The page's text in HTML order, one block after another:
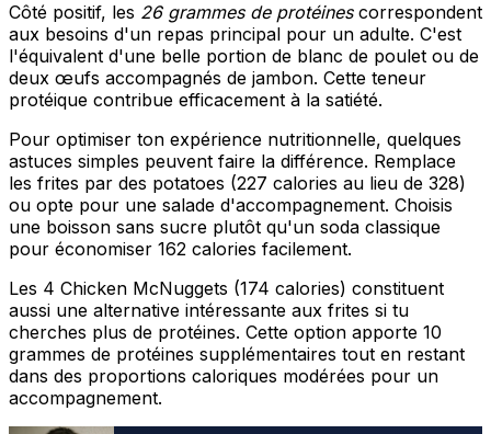
Côté positif, les 26 grammes de protéinescorrespondent
aux besoins d'un repas principal pour un adulte. C'est
l'équivalent d'une belle portion de blanc de poulet ou de
deux œufs accompagnés de jambon. Cette teneur
protéique contribue efficacement à la satiété.
Pour optimiser ton expérience nutritionnelle, quelques
astuces simples peuvent faire la différence. Remplace
les frites par des potatoes (227 calories au lieu de 328)
ou opte pour une salade d'accompagnement. Choisis
une boisson sans sucre plutôt qu'un soda classique
pour économiser 162 calories facilement.
Les 4 Chicken McNuggets (174 calories) constituent
aussi une alternative intéressante aux frites si tu
cherches plus de protéines. Cette option apporte 10
grammes de protéines supplémentaires tout en restant
dans des proportions caloriques modérées pour un
accompagnement.